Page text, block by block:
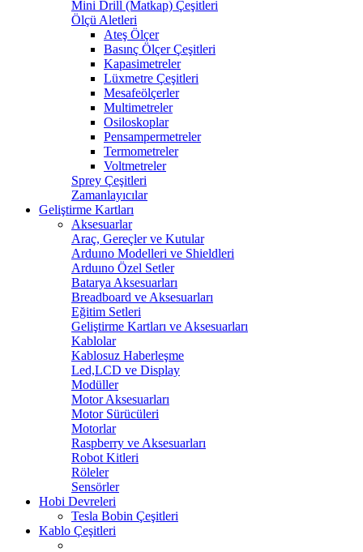
Mini Drill (Matkap) Çeşitleri
Ölçü Aletleri
Ateş Ölçer
Basınç Ölçer Çeşitleri
Kapasimetreler
Lüxmetre Çeşitleri
Mesafeölçerler
Multimetreler
Osiloskoplar
Pensampermetreler
Termometreler
Voltmetreler
Sprey Çeşitleri
Zamanlayıcılar
Geliştirme Kartları
Aksesuarlar
Araç, Gereçler ve Kutular
Arduıno Modelleri ve Shieldleri
Arduıno Özel Setler
Batarya Aksesuarları
Breadboard ve Aksesuarları
Eğitim Setleri
Geliştirme Kartları ve Aksesuarları
Kablolar
Kablosuz Haberleşme
Led,LCD ve Display
Modüller
Motor Aksesuarları
Motor Sürücüleri
Motorlar
Raspberry ve Aksesuarları
Robot Kitleri
Röleler
Sensörler
Hobi Devreleri
Tesla Bobin Çeşitleri
Kablo Çeşitleri